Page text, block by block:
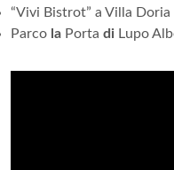
“Vivi Bistrot” a Villa Doria
Parco la Porta di Lupo